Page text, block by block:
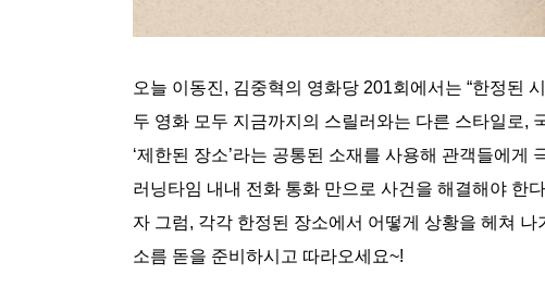
오늘 이동진, 김중혁의 영화당 201회에서는 “한정된
두 영화 모두 지금까지의 스릴러와는 다른 스타일로,
‘제한된 장소’라는 공통된 소재를 사용해 관객들에게
러닝타임 내내 전화 통화 만으로 사건을 해결해야 한
자 그럼, 각각 한정된 장소에서 어떻게 상황을 헤쳐
소름 돋을 준비하시고 따라오세요~!